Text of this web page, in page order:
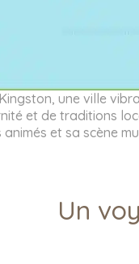
une ville
et de traditions
et sa scène
Un